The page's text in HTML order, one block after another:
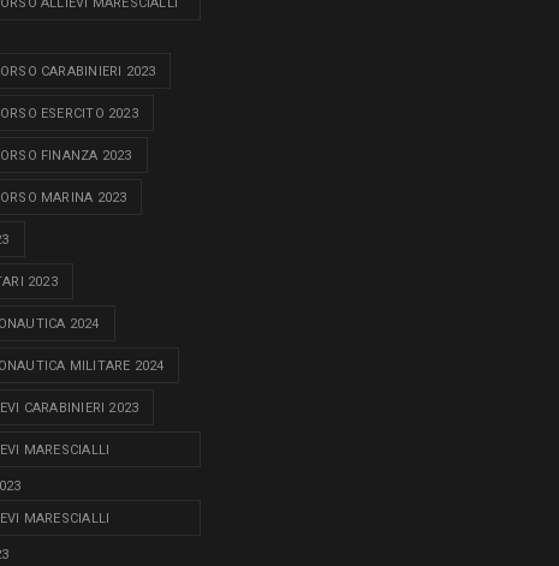
CARABINIERI 2023
ESERCITO 2023
FINANZA 2023
MARINA 2023
2023
2024
MILITARE 2024
CARABINIERI 2023
MARESCIALLI
MARESCIALLI